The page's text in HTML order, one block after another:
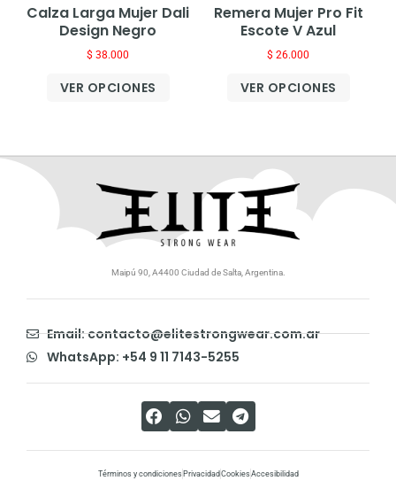
Calza Larga Mujer Dali
Design Negro
$ 38.000
VER OPCIONES
Remera Mujer Pro Fit
Escote V Azul
$ 26.000
VER OPCIONES
Maipú 90, A4400 Ciudad de Salta, Argentina.
Email: contacto@elitestrongwear.com.ar
WhatsApp: +54 9 11 7143-5255
Términos y condiciones PrivacidadCookiesAccesibilidad